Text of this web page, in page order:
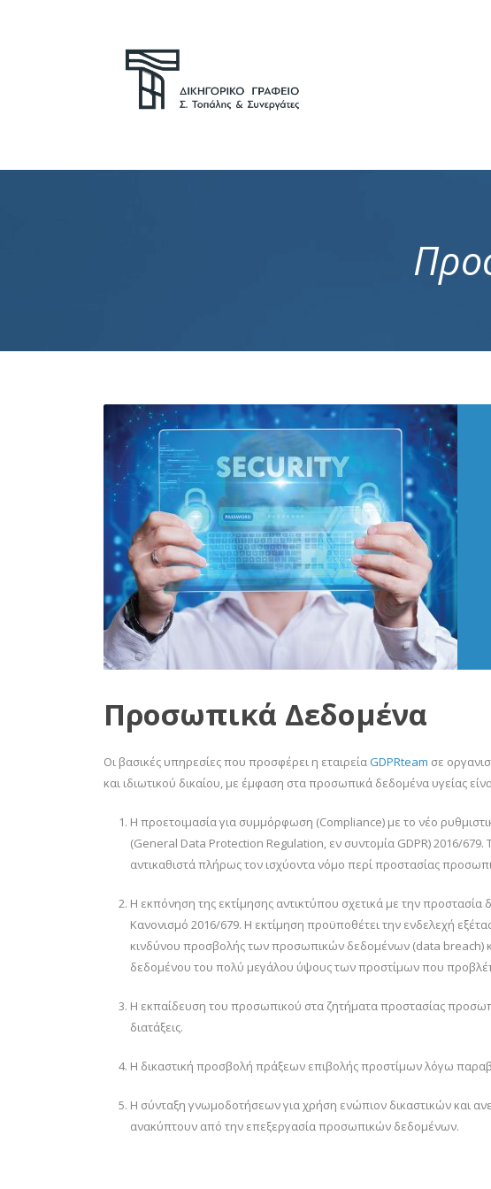
Προσωπικά Δεδομένα
Οι βασικές υπηρεσίες που προσφέρει η εταιρείαGDPRteam σε
και ιδιωτικού δικαίου, με έμφαση στα προσωπικά δεδομένα υγείας
Η προετοιμασία για συμμόρφωση (Compliance) με το νέο
(General Data Protection Regulation, εν συντομία GDPR) 2016/679.
αντικαθιστά πλήρως τον ισχύοντα νόμο περί προστασίας
Η εκπόνηση της εκτίμησης αντικτύπου σχετικά με την
Κανονισμό 2016/679. Η εκτίμηση προϋποθέτει την ενδελεχή
κινδύνου προσβολής των προσωπικών δεδομένων (data breach)
δεδομένου του πολύ μεγάλου ύψους των προστίμων που
Η εκπαίδευση του προσωπικού στα ζητήματα προστασίας
διατάξεις.
Η δικαστική προσβολή πράξεων επιβολής προστίμων λόγω
Η σύνταξη γνωμοδοτήσεων για χρήση ενώπιον δικαστικών και
ανακύπτουν από την επεξεργασία προσωπικών δεδομένων.